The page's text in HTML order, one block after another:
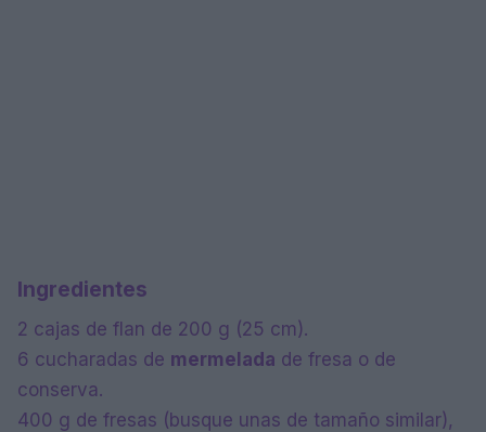
Ingredientes
2 cajas de flan de 200 g (25 cm).
6 cucharadas de mermelada de fresa o de
conserva.
400 g de fresas (busque unas de tamaño similar),